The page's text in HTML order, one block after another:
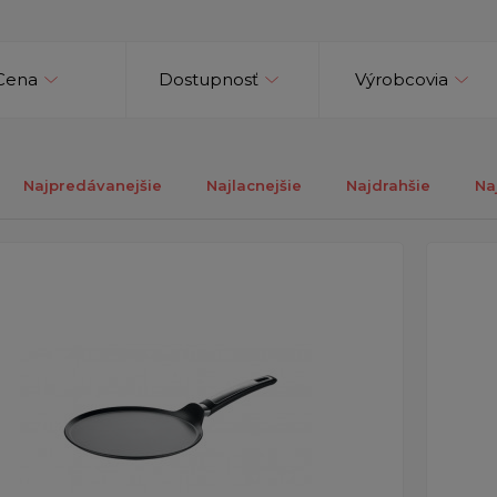
Dostupnosť Výrobcovia
Najpredávanejšie Najlacnejšie Najdrahšie